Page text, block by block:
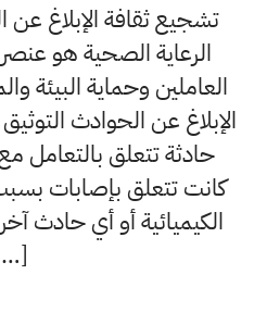
تشجيع ثقافة الإبلاغ عن
الرعاية الصحية هو
العاملين وحماية
الإبلاغ عن الحوادث
حادثة تتعلق بالتعامل
كانت تتعلق بإصابات
الكيميائية أو أي حادث